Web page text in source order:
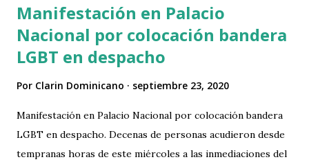
Manifestación en Palacio
Nacional por colocación bandera
LGBT en despacho
Por Clarin Dominicano septiembre 23, 2020
Manifestación en Palacio Nacional por colocación bandera
LGBT en despacho. Decenas de personas acudieron desde
tempranas horas de este miércoles a las inmediaciones del